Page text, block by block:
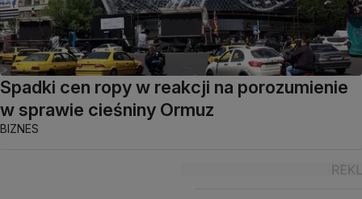
Spadki cen ropy w reakcji na porozumienie
w sprawie cieśniny Ormuz
BIZNES